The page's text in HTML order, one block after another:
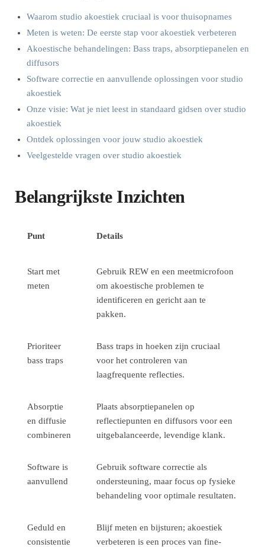
Waarom studio akoestiek cruciaal is voor thuisopnames
Meten is weten: De eerste stap voor akoestiek verbeteren
Akoestische behandelingen: Bass traps, absorptiepanelen en
diffusors
Software correctie en aanvullende oplossingen voor studio
akoestiek
Onze visie: Wat je niet leest in standaard gidsen over studio
akoestiek
Ontdek oplossingen voor jouw studio akoestiek
Veelgestelde vragen over studio akoestiek
Belangrijkste Inzichten
Punt Details
Start met
meten
Gebruik REW en een meetmicrofoon
om akoestische problemen te
identificeren en gericht aan te
pakken.
Prioriteer
bass traps
Bass traps in hoeken zijn cruciaal
voor het controleren van
laagfrequente reflecties.
Absorptie
en diffusie
combineren
Plaats absorptiepanelen op
reflectiepunten en diffusors voor een
uitgebalanceerde, levendige klank.
Software is
aanvullend
Gebruik software correctie als
ondersteuning, maar focus op fysieke
behandeling voor optimale resultaten.
Geduld en
consistentie
Blijf meten en bijsturen; akoestiek
verbeteren is een proces van fine-